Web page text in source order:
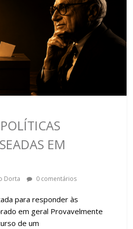
EM
Dorta 0 comentários
para responder às
em geral Provavelmente
de um